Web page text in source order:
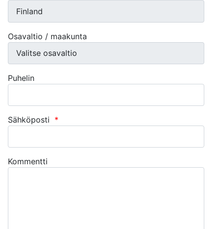
Osavaltio / maakunta
Puhelin
Sähköposti *
Kommentti